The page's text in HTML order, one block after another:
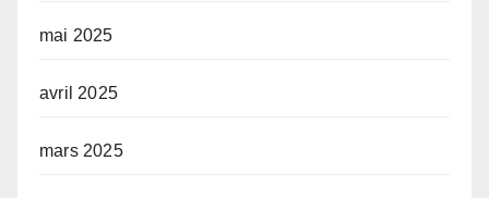
mai 2025
avril 2025
mars 2025